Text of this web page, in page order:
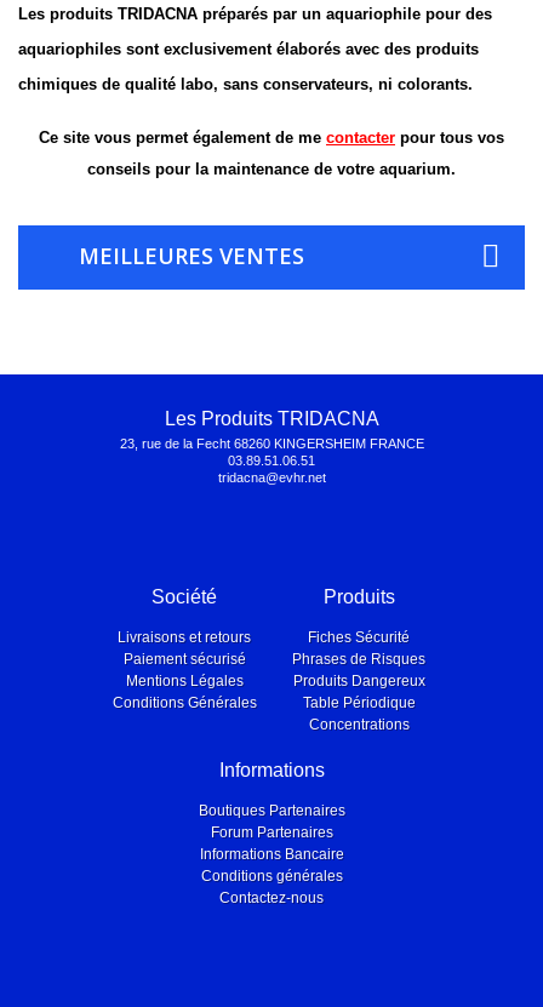
Les produits TRIDACNA préparés par un aquariophile pour des
aquariophiles sont exclusivement élaborés avec des produits
chimiques de qualité labo, sans conservateurs, ni colorants.
Ce site vous permet également de me contacter pour tous vos
conseils pour la maintenance de votre aquarium.
MEILLEURES VENTES
Les Produits TRIDACNA
23, rue de la Fecht 68260 KINGERSHEIM FRANCE
03.89.51.06.51
tridacna@evhr.net
Société
Livraisons et retours
Paiement sécurisé
Mentions Légales
Conditions Générales
Produits
Fiches Sécurité
Phrases de Risques
Produits Dangereux
Table Périodique
Concentrations
Informations
Boutiques Partenaires
Forum Partenaires
Informations Bancaire
Conditions générales
Contactez-nous